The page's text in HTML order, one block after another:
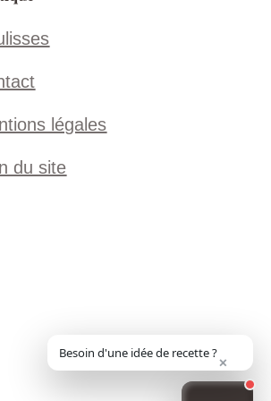
légales
du site
×
Besoin d'une idée de recette ?